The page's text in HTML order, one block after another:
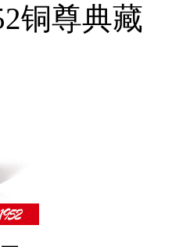
铜尊典藏